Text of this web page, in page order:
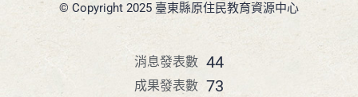
© Copyright 2025 臺東縣原住民教育資源中心
44
消息發表數
73
成果發表數